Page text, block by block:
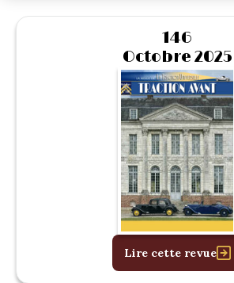
146
Octobre 2025
Lire cette revue